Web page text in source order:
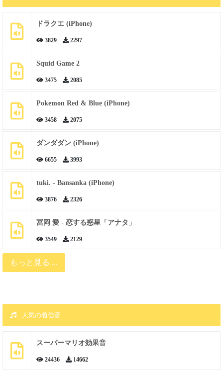
ドラクエ (iPhone)
3829 2297
Squid Game 2
3475 2085
Pokemon Red & Blue (iPhone)
3458 2075
ダンダダン (iPhone)
6655 3993
tuki. - Bansanka (iPhone)
3876 2326
冨岡 愛 - 恋する惑星「アナタ」
3549 2129
もっと見る ...
人気の着信音
スーパーマリオ効果音
24436 14662